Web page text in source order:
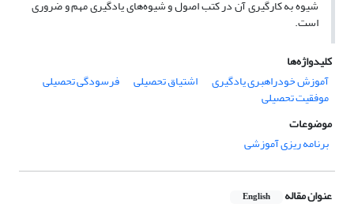
شیوه به کارگیری آن در کتب اصول و شیوه‌های یادگیری مهم و ضروری
است.
کلیدواژه‌ها
آموزش خودراهبری یادگیری
اشتیاق تحصیلی فرسودگی تحصیلی
موفقیت تحصیلی
موضوعات
برنامه ریزی آموزشی
عنوان مقاله English